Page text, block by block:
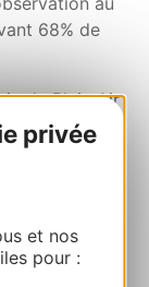
privée
et nos
pour :
68% de
de Plein Air
2025
(FTO) -
de
la base des
(représentant